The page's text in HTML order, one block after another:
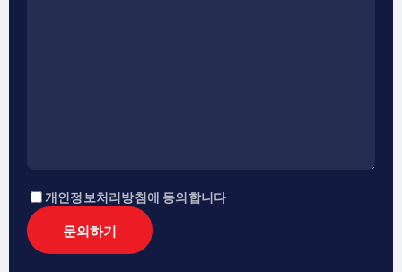
개인정보처리방침에 동의합니다
문의하기